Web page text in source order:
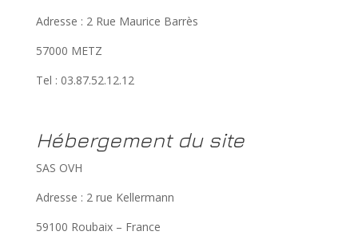
Adresse : 2 Rue Maurice Barrès
57000 METZ
Tel : 03.87.52.12.12
Hébergement du site
SAS OVH
Adresse : 2 rue Kellermann
59100 Roubaix – France